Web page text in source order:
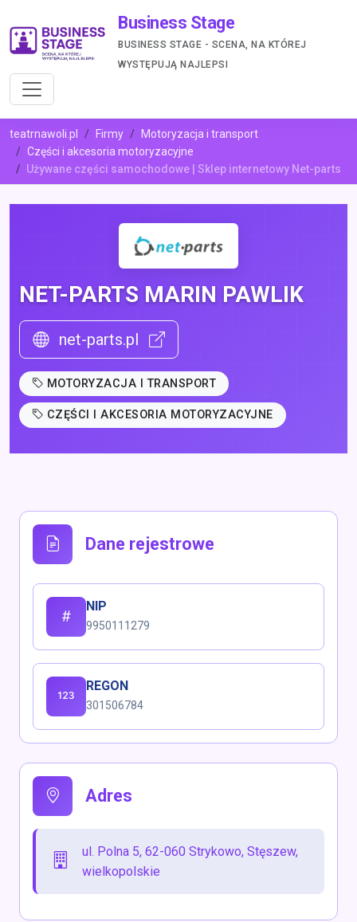
Business Stage
BUSINESS STAGE - SCENA, NA KTÓREJ
WYSTĘPUJĄ NAJLEPSI
teatrnawoli.pl Firmy
Motoryzacja i transport
Części i akcesoria motoryzacyjne
Używane części samochodowe | Sklep internetowy Net-parts
NET-PARTS MARIN PAWLIK
net-parts.pl
MOTORYZACJA I TRANSPORT
CZĘŚCI I AKCESORIA MOTORYZACYJNE
Dane rejestrowe
NIP
9950111279
REGON
301506784
Adres
ul. Polna 5, 62-060 Strykowo, Stęszew,
wielkopolskie